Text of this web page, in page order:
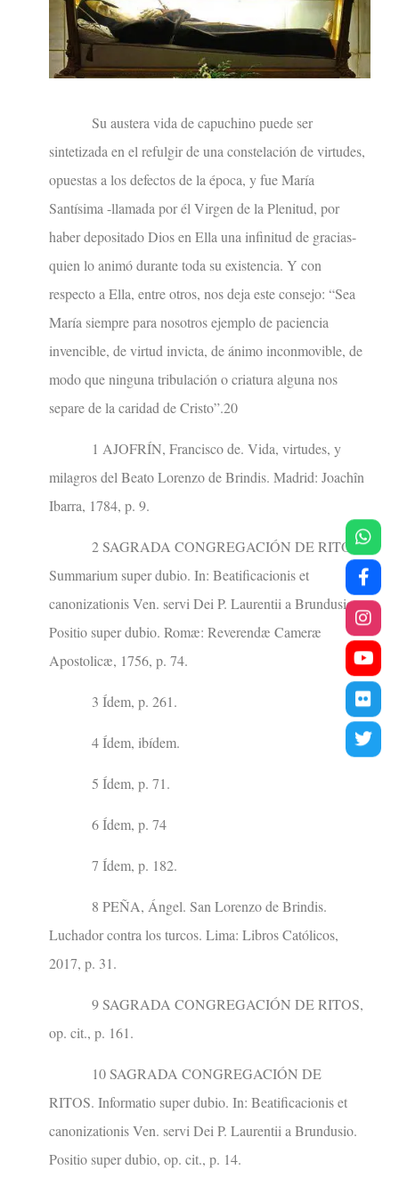
Su austera vida de capuchino puede ser
sintetizada en el refulgir de una constelación de virtudes,
opuestas a los defectos de la época, y fue María
Santísima -llamada por él Virgen de la Plenitud, por
haber depositado Dios en Ella una infinitud de gracias-
quien lo animó durante toda su existencia. Y con
respecto a Ella, entre otros, nos deja este consejo: “Sea
María siempre para nosotros ejemplo de paciencia
invencible, de virtud invicta, de ánimo inconmovible, de
modo que ninguna tribulación o criatura alguna nos
separe de la caridad de Cristo”.20
1 AJOFRÍN, Francisco de. Vida, virtudes, y
milagros del Beato Lorenzo de Brindis. Madrid: Joachîn
Ibarra, 1784, p. 9.
2 SAGRADA CONGREGACIÓN DE RITOS.
Summarium super dubio. In: Beatificacionis et
canonizationis Ven. servi Dei P. Laurentii a Brundusio.
Positio super dubio. Romæ: Reverendæ Cameræ
Apostolicæ, 1756, p. 74.
3 Ídem, p. 261.
4 Ídem, ibídem.
5 Ídem, p. 71.
6 Ídem, p. 74
7 Ídem, p. 182.
8 PEÑA, Ángel. San Lorenzo de Brindis.
Luchador contra los turcos. Lima: Libros Católicos,
2017, p. 31.
9 SAGRADA CONGREGACIÓN DE RITOS,
op. cit., p. 161.
10 SAGRADA CONGREGACIÓN DE
RITOS. Informatio super dubio. In: Beatificacionis et
canonizationis Ven. servi Dei P. Laurentii a Brundusio.
Positio super dubio, op. cit., p. 14.